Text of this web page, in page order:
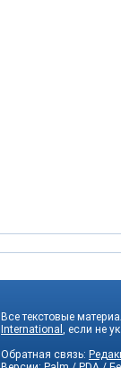
Все текстовые
International
, если не
Обратная связь: